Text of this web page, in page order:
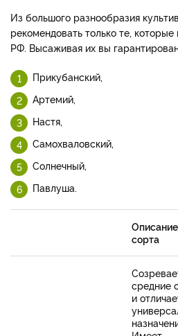
Из большого разнообразия
рекомендовать только те,
РФ. Высаживая их вы
Прикубанский,
Артемий,
Настя,
Самохваловский,
Солнечный,
Павлуша.
Описание
сорта
средние
и